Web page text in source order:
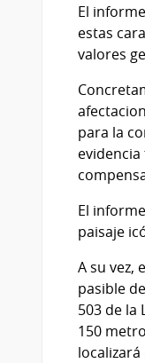
El
estas
valores
para la
El
paisaje
A su vez,
pasible
503 de la
150